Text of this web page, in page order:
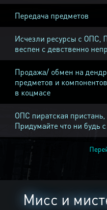
Передача предметов
Исчезли ресурсы с ОПС,
веспен с девственно
Продажа/ обмен на
предметов и
в коцмасе
ОПС пиратская пристань,
Придумайте что ни будь
Мисс и